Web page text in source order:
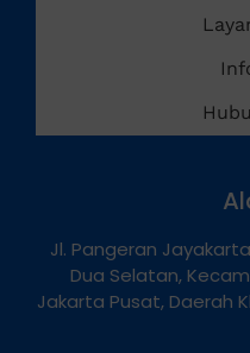
Jl. Pangeran Jayakarta
Dua Selatan,
Jakarta Pusat, Daerah